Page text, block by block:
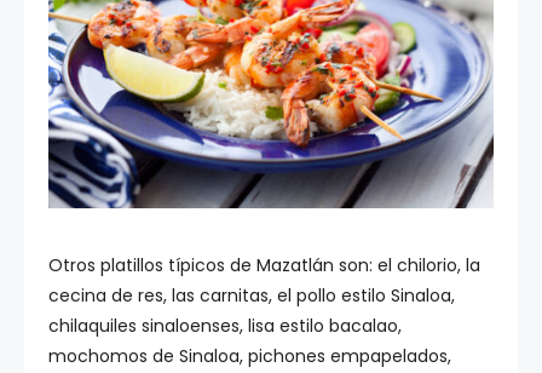
Otros platillos típicos de Mazatlán son: el chilorio, la
cecina de res, las carnitas, el pollo estilo Sinaloa,
chilaquiles sinaloenses, lisa estilo bacalao,
mochomos de Sinaloa, pichones empapelados,